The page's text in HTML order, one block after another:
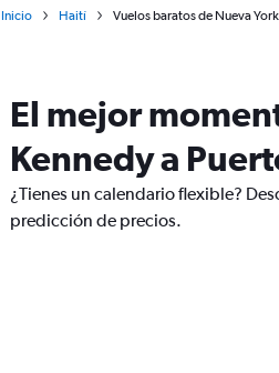
Inicio Haití Vuelos baratos de Nueva
El mejor
Kennedy a
¿Tienes un calendario flexible?
predicción de precios.